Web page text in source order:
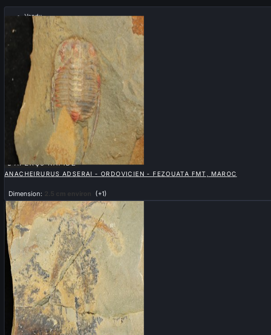
Vendu
 APERÇU RAPIDE
ANACHEIRURUS ADSERAI - ORDOVICIEN - FEZOUATA FMT, MAROC
Dimension: 2.5 cm environ (+1)